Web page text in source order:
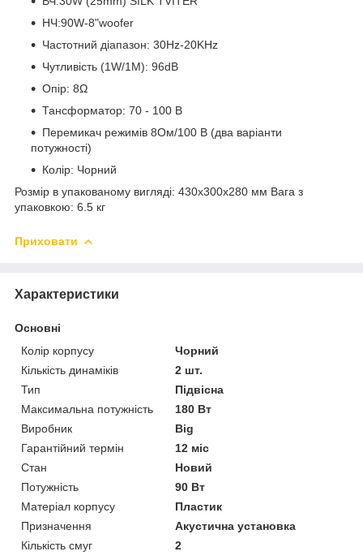
НЧ:90W-8"woofer
Частотний діапазон: 30Hz-20KHz
Чутливість (1W/1M): 96dB
Опір: 8Ω
Тансформатор: 70 - 100 В
Перемикач режимів 8Ом/100 В (два варіанти
потужності)
Колір: Чорний
Розмір в упакованому вигляді: 430x300x280 мм Вага з
упаковкою: 6.5 кг
Приховати
Характеристики
Основні
Колір корпусу
Чорний
Кількість динаміків
2 шт.
Тип
Підвісна
Максимальна потужність
180 Вт
Виробник
Big
Гарантійний термін
12 міс
Стан
Новий
Потужність
90 Вт
Матеріал корпусу
Пластик
Призначення
Акустична установка
Кількість смуг
2